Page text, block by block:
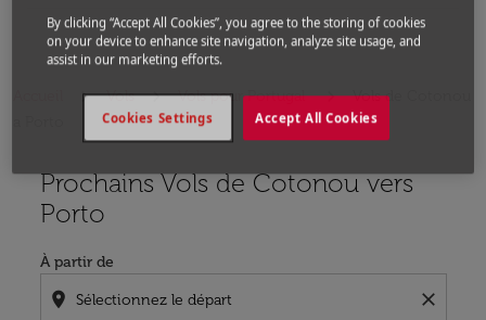
Vols Vols pour Portugal
Vols de Cotonou
Prochains Vols de Cotonou vers
Porto
À partir de
location_on close
Aucun tarif trouvé pour les options populaires
By clicking “Accept All Cookies”, you agree to the storing of cookies
on your device to enhance site navigation, analyze site usage, and
assist in our marketing efforts.
Accept All Cookies
Cookies Settings